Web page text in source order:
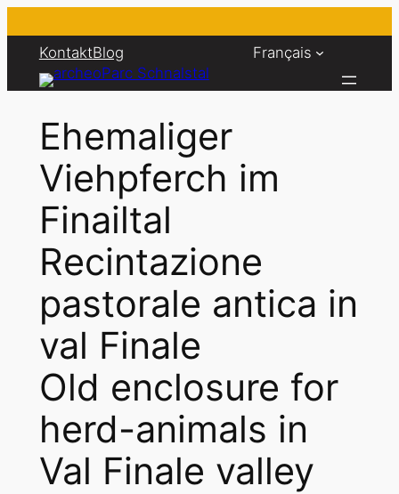
au
contenu
KontaktBlog Français
Ehemaliger
Viehpferch im
Finailtal
Recintazione
pastorale antica in
val Finale
Old enclosure for
herd-animals in
Val Finale valley